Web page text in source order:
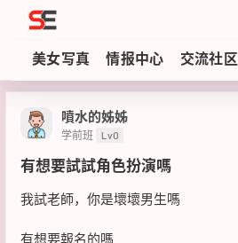
Sezzz
美女写真 情报中心 交流社区
噴水的姊姊
学前班 Lv0
有想要試試角色扮演嗎
我試老師，你是壞壞男生嗎
有想要報名的嗎